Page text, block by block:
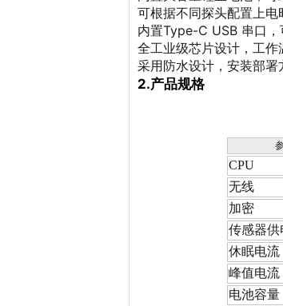
可根据不同探头配置上
内置Type-C USB 串口，
全工业级芯片设计，工
采用防水设计，安装部署
2.产品规格
CPU
无线
加密
传感器供
休眠电流
峰值电流
电池容量